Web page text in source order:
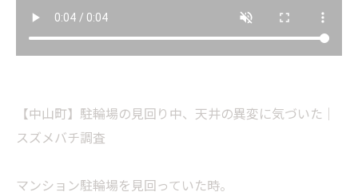
【中山町】駐輪場の見回り中、天井の異変に気づいた｜
スズメバチ調査
マンション駐輪場を見回っていた時。